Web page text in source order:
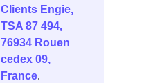
Clients Engie,
TSA 87 494,
76934 Rouen
cedex 09,
France.